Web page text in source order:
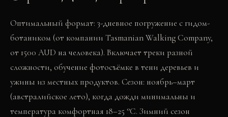
Оптимальный формат: 3-дневное погружение с гидом-
ботаником (от компании Tasmanian Walking Company,
от 1500 AUD на человека). Включает треки разной
сложности, обучение фотосъёмке в тени деревьев и
ужины из местных продуктов. Сезон: ноябрь–март
(австралийское лето), когда дожди минимальны и
температура комфортная 18–25 °C. Зимний сезон